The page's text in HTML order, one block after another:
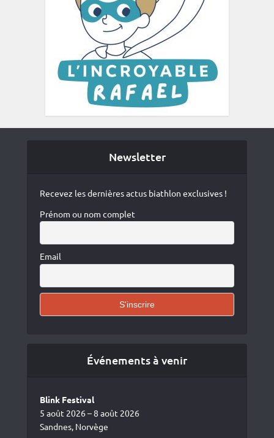
Newsletter
Recevez les dernières actus biathlon exclusives !
Prénom ou nom complet
Email
Événements à venir
Blink Festival
5 août 2026 – 8 août 2026
Sandnes, Norvège